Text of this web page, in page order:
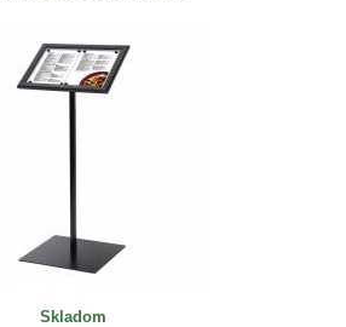
Skladom